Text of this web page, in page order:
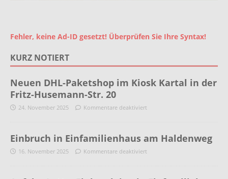
Fehler, keine Ad-ID gesetzt! Überprüfen Sie Ihre Syntax!
KURZ NOTIERT
Neuen DHL-Paketshop im Kiosk Kartal in der
Fritz-Husemann-Str. 20
24. November 2025 Kommentare deaktiviert
Einbruch in Einfamilienhaus am Haldenweg
16. November 2025 Kommentare deaktiviert